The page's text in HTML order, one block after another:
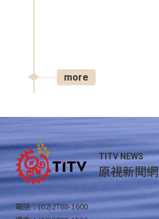
more
TITV NEWS
原視新聞網
電話：(02)2788-1600